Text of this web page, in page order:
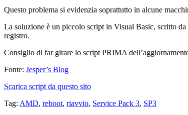
Questo problema si evidenzia soprattutto in alcune
La soluzione è un piccolo script in Visual Basic, scritto da
registro.
Consiglio di far girare lo script PRIMA
Fonte: Jesper’s Blog
Scarica script da questo sito
Tag: AMD, reboot, riavvio, Service Pack 3, SP3